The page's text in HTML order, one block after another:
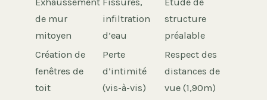
de mur
mitoyen
infiltration
d’eau
structure
préalable
Création de
fenêtres de
toit
Perte
d’intimité
(vis-à-vis)
Respect des
distances de
vue (1,90m)